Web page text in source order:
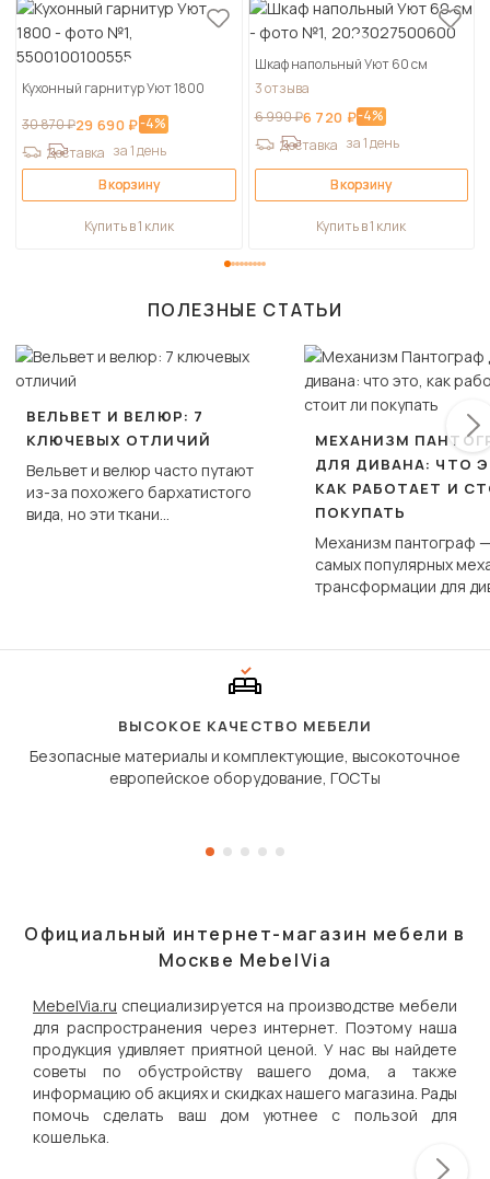
Кухонный гарнитур Уют 1800
30 870 ₽29 690 ₽-4%
Доставка за 1 день
В корзину
Купить в 1 клик
Шкаф напольный Уют 60 см
3 отзыва
6 990 ₽6 720 ₽-4%
Доставка за 1 день
В корзину
Купить в 1 клик
ПОЛЕЗНЫЕ СТАТЬИ
ВЕЛЬВЕТ И ВЕЛЮР: 7
КЛЮЧЕВЫХ ОТЛИЧИЙ
Вельвет и велюр часто путают
из-за похожего бархатистого
вида, но эти ткани
МЕХАНИЗМ
ДЛЯ ДИВАНА: ЧТО
КАК РАБОТАЕТ И
ПОКУПАТЬ
Механизм пантограф
самых популярных
трансформации для
сиденье не
дугообразной
ВЫСОКОЕ КАЧЕСТВО МЕБЕЛИ
Безопасные материалы и комплектующие, высокоточное
европейское оборудование, ГОСТы
Официальный интернет-магазин мебели в
Москве MebelVia
MebelVia.ru специализируется на производстве мебели
для распространения через интернет. Поэтому наша
продукция удивляет приятной ценой. У нас вы найдете
советы по обустройству вашего дома, а также
информацию об акциях и скидках нашего магазина. Рады
помочь сделать ваш дом уютнее с пользой для
кошелька.